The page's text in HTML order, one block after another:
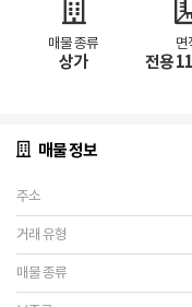
매물 종류
상가
면
전용
매물 정보